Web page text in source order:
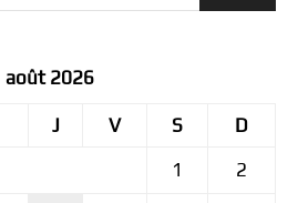
août 2026
J V S
D
1
2